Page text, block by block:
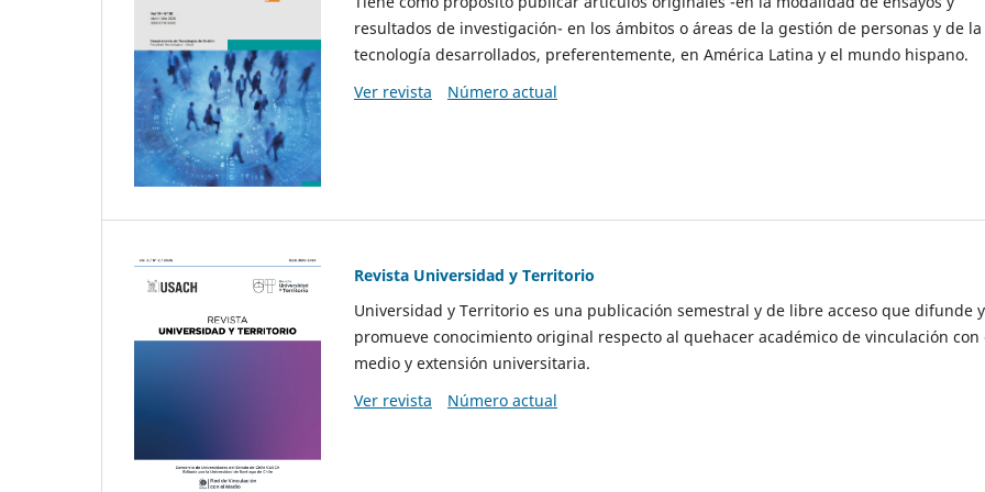
resultados de investigación- en los ámbitos o áreas de la gestión de personas y de la
tecnología desarrollados, preferentemente, en América Latina y el mundo hispano.
Ver revista
Número actual
Revista Universidad y Territorio
Universidad y Territorio es una publicación semestral y de libre acceso que difunde y
promueve conocimiento original respecto al quehacer académico de vinculación con
medio y extensión universitaria.
Ver revista
Número actual